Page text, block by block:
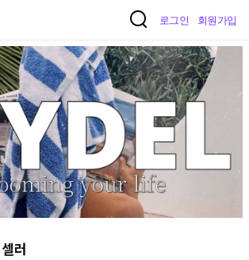
로그인 회원가입
러